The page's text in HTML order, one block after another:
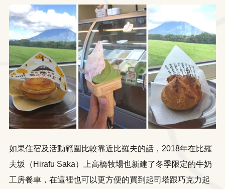
如果住宿及活動範圍比較靠近比羅夫的話，2018年在比羅
夫坂（Hirafu Saka）上高橋牧場也新建了冬季限定的牛奶
工房餐車，在這裡也可以更方便的買到起司塔跟巧克力起